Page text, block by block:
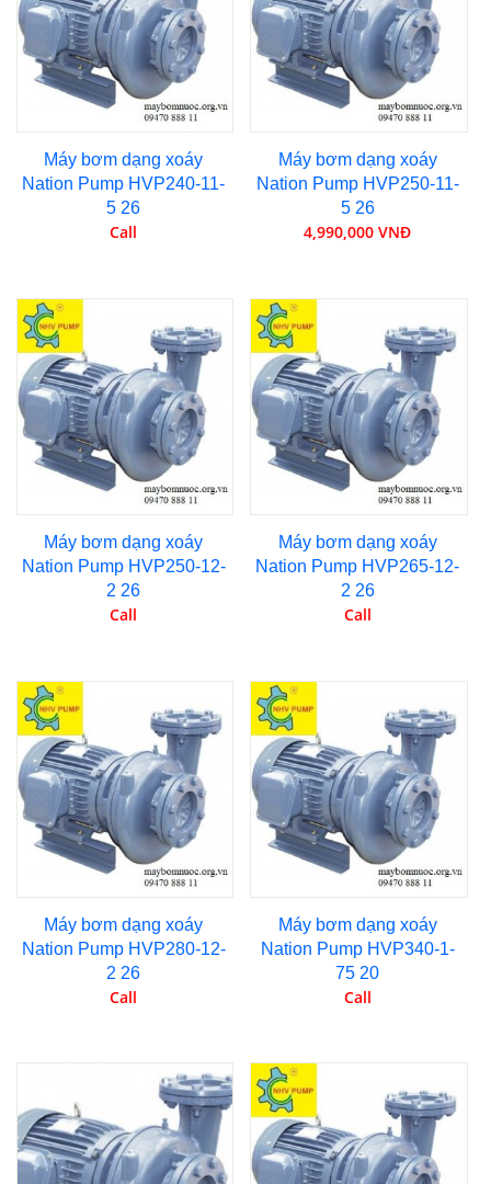
Máy bơm dạng xoáy
Nation Pump HVP240-11-
5 26
Call
Máy bơm dạng xoáy
Nation Pump HVP250-11-
5 26
4,990,000 VNĐ
Máy bơm dạng xoáy
Nation Pump HVP250-12-
2 26
Call
Máy bơm dạng xoáy
Nation Pump HVP265-12-
2 26
Call
Máy bơm dạng xoáy
Nation Pump HVP280-12-
2 26
Call
Máy bơm dạng xoáy
Nation Pump HVP340-1-
75 20
Call